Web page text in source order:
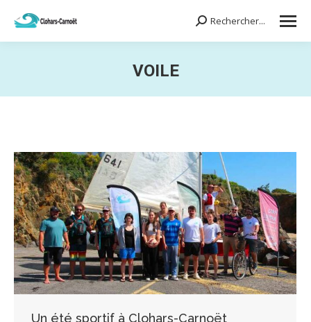
Search:Rechercher...
VOILE
Un été sportif à Clohars-Carnoët